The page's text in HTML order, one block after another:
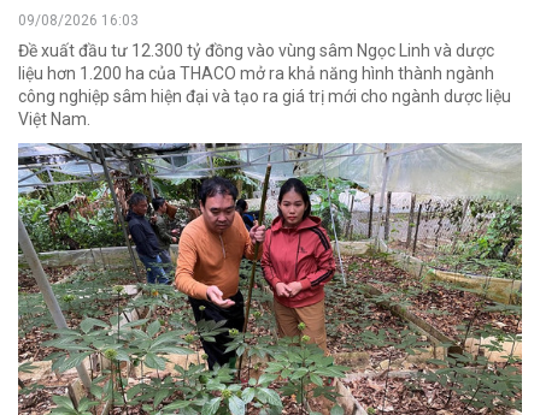
09/08/2026 16:03
Đề xuất đầu tư 12.300 tỷ đồng vào vùng sâm Ngọc Linh và dược
liệu hơn 1.200 ha của THACO mở ra khả năng hình thành ngành
công nghiệp sâm hiện đại và tạo ra giá trị mới cho ngành dược liệu
Việt Nam.